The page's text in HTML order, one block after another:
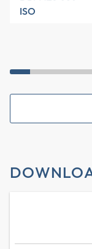
ISO